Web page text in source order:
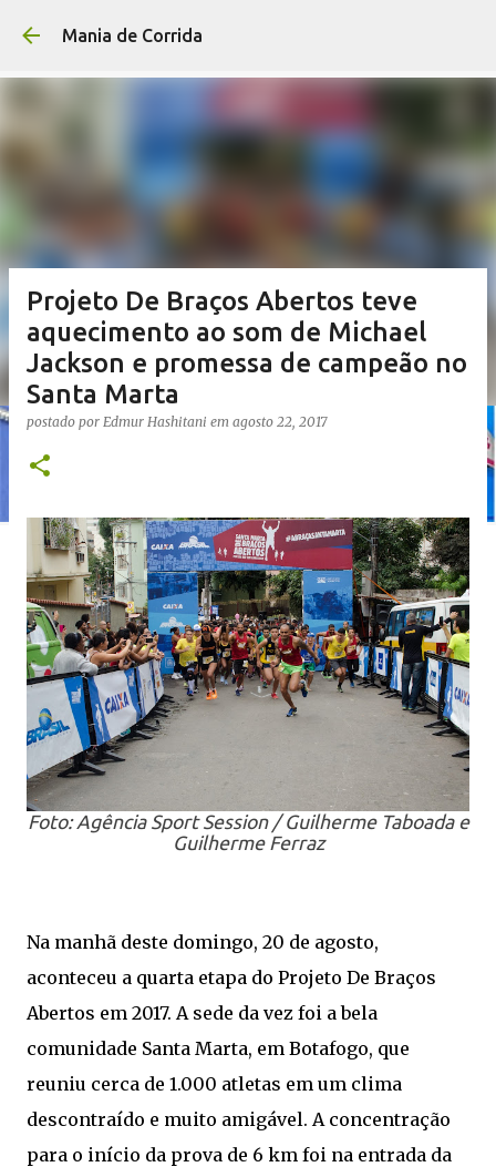
Mania de Corrida
Projeto De Braços Abertos teve
aquecimento ao som de Michael
Jackson e promessa de campeão no
Santa Marta
postado por Edmur Hashitani em agosto 22, 2017
Foto: Agência Sport Session / Guilherme Taboada e
Guilherme Ferraz
Na manhã deste domingo, 20 de agosto,
aconteceu a quarta etapa do Projeto De Braços
Abertos em 2017. A sede da vez foi a bela
comunidade Santa Marta, em Botafogo, que
reuniu cerca de 1.000 atletas em um clima
descontraído e muito amigável. A concentração
para o início da prova de 6 km foi na entrada da